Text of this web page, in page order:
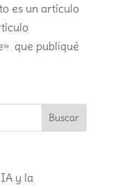
es un artículo
que publiqué
y la